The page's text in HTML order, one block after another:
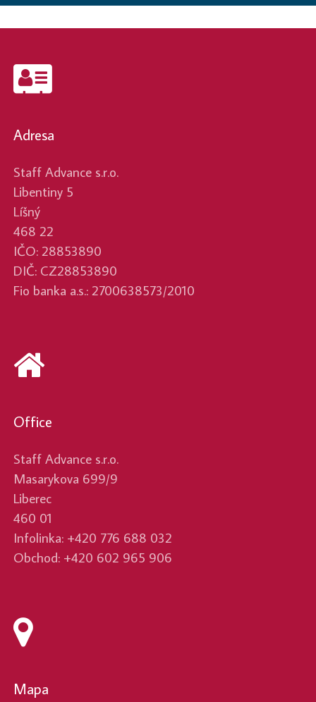
Adresa
Staff Advance s.r.o.
Libentiny 5
Líšný
468 22
IČO: 28853890
DIČ: CZ28853890
Fio banka a.s.: 2700638573/2010
Office
Staff Advance s.r.o.
Masarykova 699/9
Liberec
460 01
Infolinka: +420 776 688 032
Obchod: +420 602 965 906
Mapa